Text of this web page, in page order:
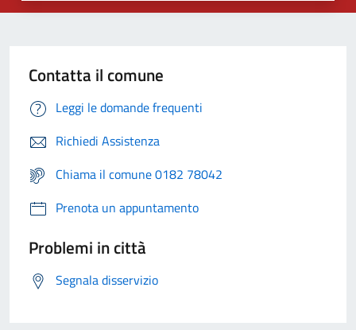
Contatta il comune
Leggi le domande frequenti
Richiedi Assistenza
Chiama il comune 0182 78042
Prenota un appuntamento
Problemi in città
Segnala disservizio